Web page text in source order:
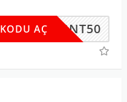
GNT50
KODU AÇ